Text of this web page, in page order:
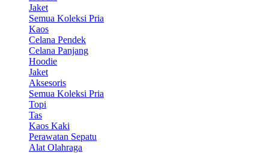
Jaket
Semua Koleksi Pria
Kaos
Celana Pendek
Celana Panjang
Hoodie
Jaket
Aksesoris
Semua Koleksi Pria
Topi
Tas
Kaos Kaki
Perawatan Sepatu
Alat Olahraga